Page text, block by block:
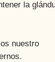
la
nuestro